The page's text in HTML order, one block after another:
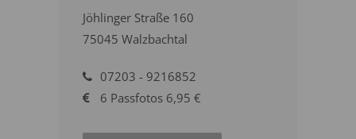
Jöhlinger Straße 160
75045 Walzbachtal
07203 - 9216852
6 Passfotos 6,95 €